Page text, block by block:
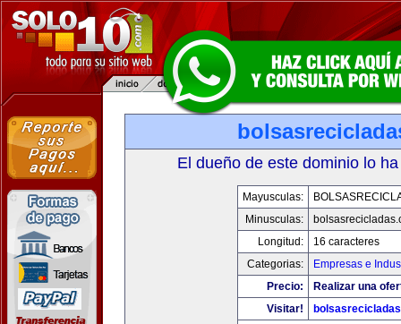
El dueño de este dominio lo
Mayusculas:
Minusculas:
Longitud:
16 caracteres
Categorias:
Empresas e
Precio:
Realizar una
Visitar!